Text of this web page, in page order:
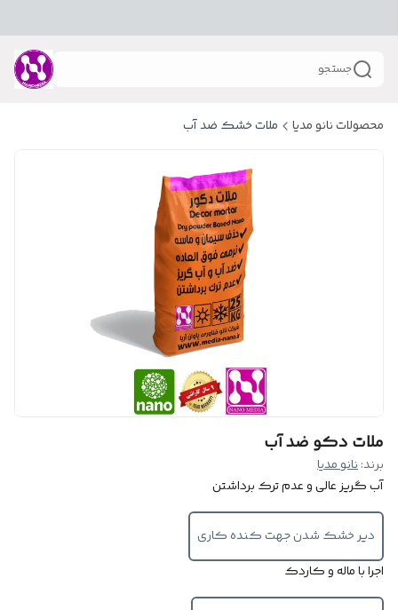
جستجو
محصولات نانو مدیا ملات خشک ضد آب
ملات دکو ضد آب
برند:نانو مدیا
آب گریز عالی و عدم ترک برداشتن
دیر خشک شدن جهت کنده کاری
اجرا با ماله و کاردک